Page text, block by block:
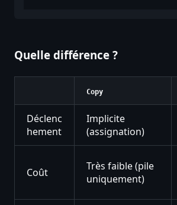
Quelle différence ?
Copy
Déclenc
hement
Implicite
(assignation)
Coût
Très faible (pile
uniquement)